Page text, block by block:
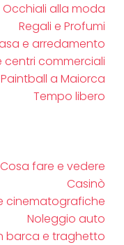
Occhiali alla moda
Regali e Profumi
e arredamento
centri commerciali
Paintball a Maiorca
Tempo libero
Cosa fare e vedere
Casinò
cinematografiche
Noleggio auto
barca e traghetto